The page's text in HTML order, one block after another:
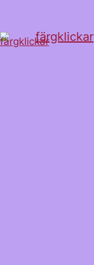
färgklickar